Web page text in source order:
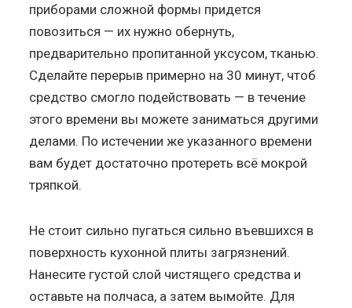
приборами сложной формы придется
повозиться — их нужно обернуть,
предварительно пропитанной уксусом, тканью.
Сделайте перерыв примерно на 30 минут, чтоб
средство смогло подействовать — в течение
этого времени вы можете заниматься другими
делами. По истечении же указанного времени
вам будет достаточно протереть всё мокрой
тряпкой.
Не стоит сильно пугаться сильно въевшихся в
поверхность кухонной плиты загрязнений.
Нанесите густой слой чистящего средства и
оставьте на полчаса, а затем вымойте. Для